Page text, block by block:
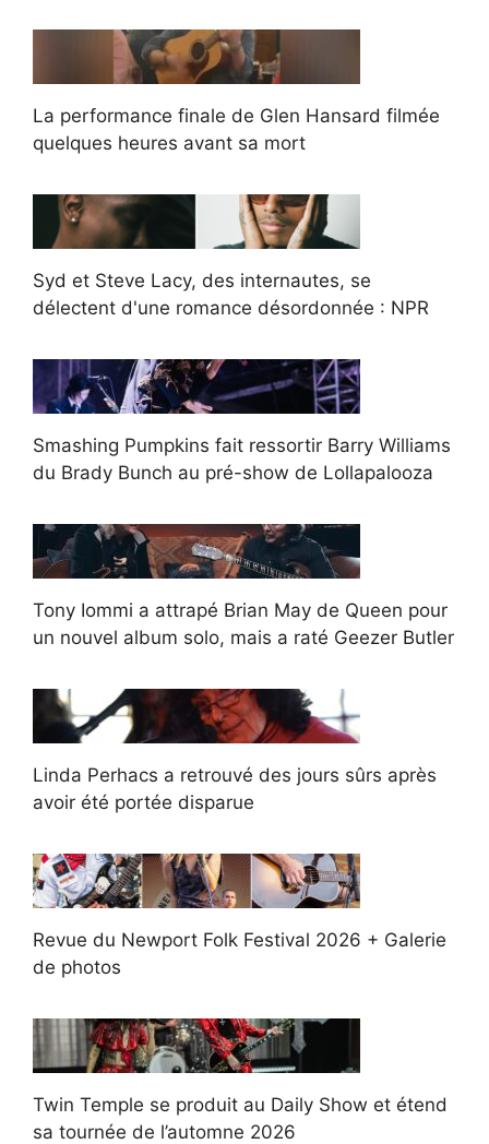
La performance finale de Glen Hansard filmée
quelques heures avant sa mort
Syd et Steve Lacy, des internautes, se
délectent d'une romance désordonnée : NPR
Smashing Pumpkins fait ressortir Barry Williams
du Brady Bunch au pré-show de Lollapalooza
Tony Iommi a attrapé Brian May de Queen pour
un nouvel album solo, mais a raté Geezer Butler
Linda Perhacs a retrouvé des jours sûrs après
avoir été portée disparue
Revue du Newport Folk Festival 2026 + Galerie
de photos
Twin Temple se produit au Daily Show et étend
sa tournée de l’automne 2026